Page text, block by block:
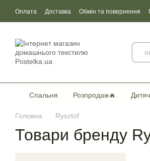
Оплата Доставка Обмін та повернення
Угода користувача
Договір публічної
Спальня Розпродаж🔥
Головна Rysztof
Товари бренду